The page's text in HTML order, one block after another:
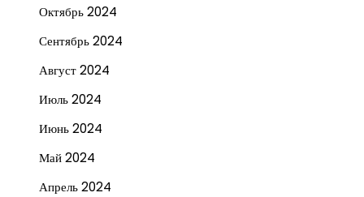
Октябрь 2024
Сентябрь 2024
Август 2024
Июль 2024
Июнь 2024
Май 2024
Апрель 2024